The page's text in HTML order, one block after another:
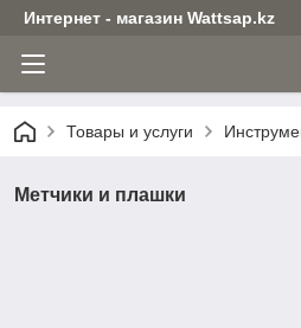
Интернет - магазин Wattsap.kz
Товары и услуги
Метчики и плашки